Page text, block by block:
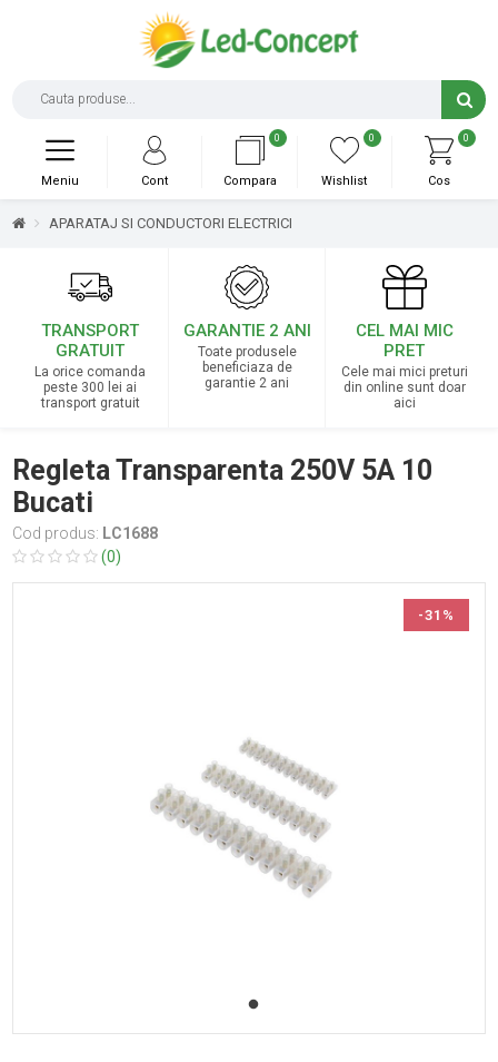
0
Cos
0
Wishlist
0
Compara
Cont
Meniu
APARATAJ SI CONDUCTORI ELECTRICI
TRANSPORT
GRATUIT
La orice comanda
peste 300 lei ai
transport gratuit
GARANTIE 2 ANI
Toate produsele
beneficiaza de
garantie 2 ani
CEL MAI MIC
PRET
Cele mai mici preturi
din online sunt doar
aici
Regleta Transparenta 250V 5A 10
Bucati
Cod produs: LC1688
(0)
-31%